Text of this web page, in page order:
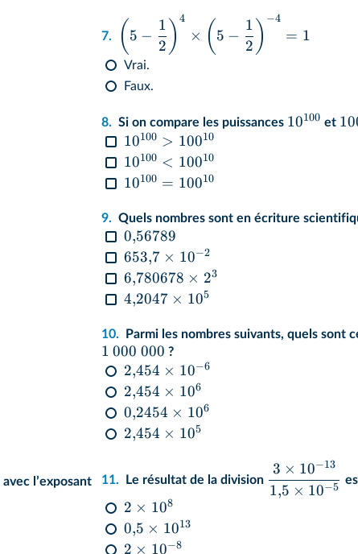
avec lʼexposant
7. ( 5 −
2
1 ) 4
× ( 5 −
2
1 ) −4
= 1
Vrai.
Faux.
8. Si on compare les puissances 10100 et 10
10100 > 10010
10100 < 10010
10100 = 10010
9. Quels nombres sont en écriture
0,56789
653,7 × 10−2
6,780678 × 23
4,2047 × 105
10. Parmi les nombres suivants, quels sont
1 000 000 ?
2,454 × 10−6
2,454 × 106
0,2454 × 106
2,454 × 105
11. Le résultat de la division
1,5 × 10−5
3 × 10−13
2 × 108
0,5 × 1013
2 × 10−8